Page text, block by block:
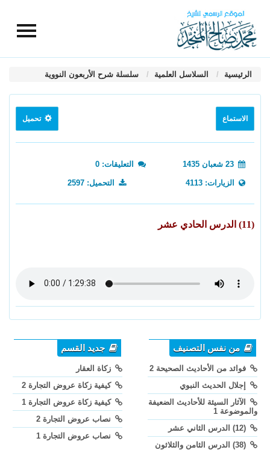
الرئيسية السلاسل العلمية سلسلة شرح الأربعون النووية
الاستماع تحميل
التعليقات: 0
الزيارات: 4113 التحميل: 2597
(11) الدرس الحادي عشر
من نفس التصنيف
فوائد من الأحاديث الصحيحة 2
إجلال الحديث النبوي
الآثار السيئة للأحاديث الضعيفة
والموضوعة 1
(12) الدرس الثاني عشر
(38) الدرس الثامن والثلاثون
جديد القسم
زكاة العقار
كيفية زكاة عروض التجارة 2
كيفية زكاة عروض التجارة 1
نصاب عروض التجارة 2
نصاب عروض التجارة 1